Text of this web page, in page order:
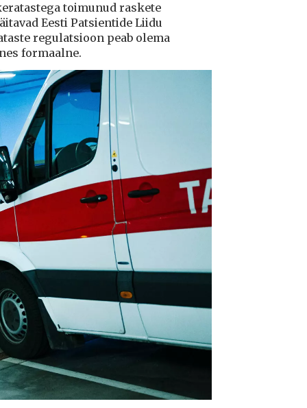
toimunud raskete
Eesti Patsientide Liidu
regulatsioon peab olema
formaalne.